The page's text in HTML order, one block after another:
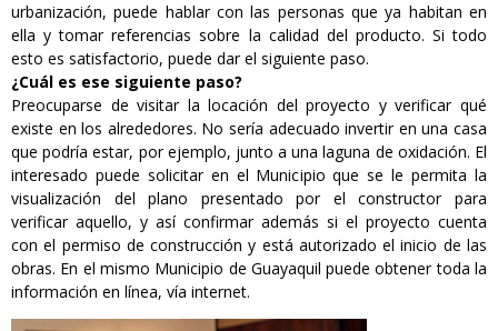
urbanización, puede hablar con las personas que ya habitan en
ella y tomar referencias sobre la calidad del producto. Si todo
esto es satisfactorio, puede dar el siguiente paso.
¿Cuál es ese siguiente paso?
Preocuparse de visitar la locación del proyecto y verificar qué
existe en los alrededores. No sería adecuado invertir en una casa
que podría estar, por ejemplo, junto a una laguna de oxidación. El
interesado puede solicitar en el Municipio que se le permita la
visualización del plano presentado por el constructor para
verificar aquello, y así confirmar además si el proyecto cuenta
con el permiso de construcción y está autorizado el inicio de las
obras. En el mismo Municipio de Guayaquil puede obtener toda la
información en línea, vía internet.